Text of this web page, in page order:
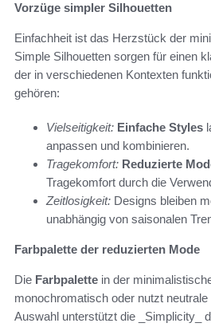
Vorzüge simpler Silhouetten
Einfachheit ist das Herzstück der
Simple Silhouetten sorgen für einen
der in verschiedenen Kontexten
gehören:
Vielseitigkeit: Einfache Styles
anpassen und kombinieren.
Tragekomfort: Reduzierte
Tragekomfort durch die
Zeitlosigkeit: Designs bleiben
unabhängig von saisonalen
Farbpalette der reduzierten Mode
Die Farbpalette in der
monochromatisch oder nutzt
Auswahl unterstützt die _Simplicity_